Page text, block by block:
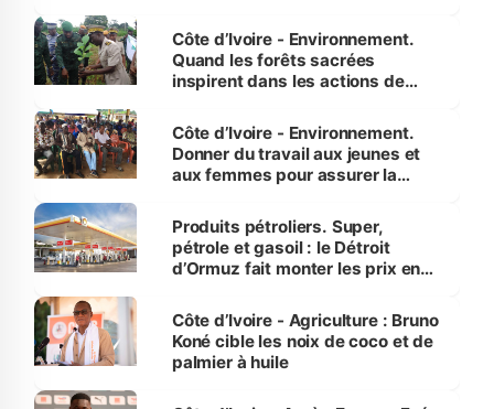
Côte d’Ivoire - Environnement.
Quand les forêts sacrées
inspirent dans les actions de
Côte d’Ivoire - Environnement.
Donner du travail aux jeunes et
aux femmes pour assurer la
menacées
Produits pétroliers. Super,
pétrole et gasoil : le Détroit
d’Ormuz fait monter les prix en
Côte d’Ivoire - Agriculture : Bruno
Koné cible les noix de coco et de
palmier à huile